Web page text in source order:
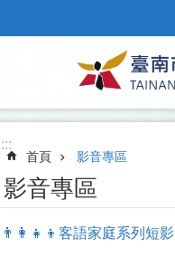
:::
首頁 影音專區
影音專區
👨‍👩‍👧‍👦客語家庭系列短